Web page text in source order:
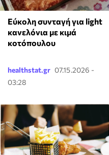
Εύκολη συνταγή για light
κανελόνια με κιμά
κοτόπουλου
healthstat.gr 07.15.2026 -
03:28